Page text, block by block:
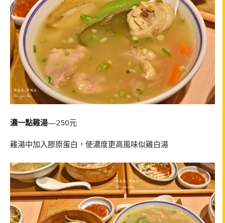
濃一點雞湯—250元
雞湯中加入膠原蛋白，使濃度更高風味似雞白湯